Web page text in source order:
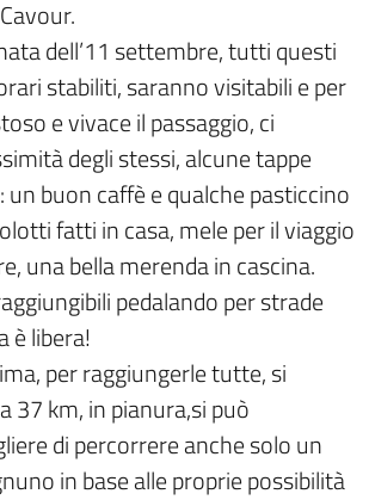
dell’11 settembre, tutti questi
stabiliti, saranno visitabili e per
e vivace il passaggio, ci
degli stessi, alcune tappe
buon caffè e qualche pasticcino
fatti in casa, mele per il viaggio
una bella merenda in cascina.
pedalando per strade
è libera!
per raggiungerle tutte, si
37 km, in pianura,si può
di percorrere anche solo un
in base alle proprie possibilità